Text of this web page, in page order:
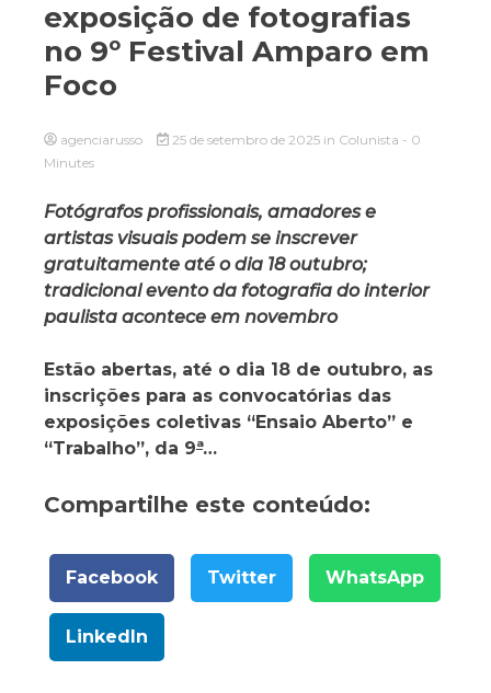
exposição de fotografias
no 9º Festival Amparo em
Foco
agenciarusso 25 de setembro de 2025 in Colunista - 0
Minutes
Fotógrafos profissionais, amadores e
artistas visuais podem se inscrever
gratuitamente até o dia 18 outubro;
tradicional evento da fotografia do interior
paulista acontece em novembro
Estão abertas, até o dia 18 de outubro, as
inscrições para as convocatórias das
exposições coletivas “Ensaio Aberto” e
“Trabalho”, da 9ª…
Compartilhe este conteúdo:
Facebook Twitter WhatsApp
LinkedIn